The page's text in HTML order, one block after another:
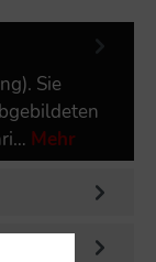
Sie
Mehr